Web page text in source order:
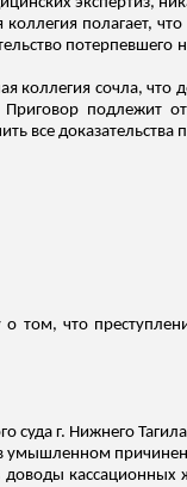
коллегия полагает,
коллегия сочла, что
подлежит
все доказательства
том, что
суда г. Нижнего